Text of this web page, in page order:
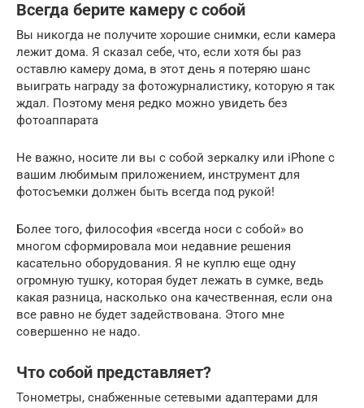
Всегда берите камеру с собой
Вы никогда не получите хорошие снимки, если камера
лежит дома. Я сказал себе, что, если хотя бы раз
оставлю камеру дома, в этот день я потеряю шанс
выиграть награду за фотожурналистику, которую я так
ждал. Поэтому меня редко можно увидеть без
фотоаппарата
Не важно, носите ли вы с собой зеркалку или iPhone с
вашим любимым приложением, инструмент для
фотосъемки должен быть всегда под рукой!
Более того, философия «всегда носи с собой» во
многом сформировала мои недавние решения
касательно оборудования. Я не куплю еще одну
огромную тушку, которая будет лежать в сумке, ведь
какая разница, насколько она качественная, если она
все равно не будет задействована. Этого мне
совершенно не надо.
Что собой представляет?
Тонометры, снабженные сетевыми адаптерами для